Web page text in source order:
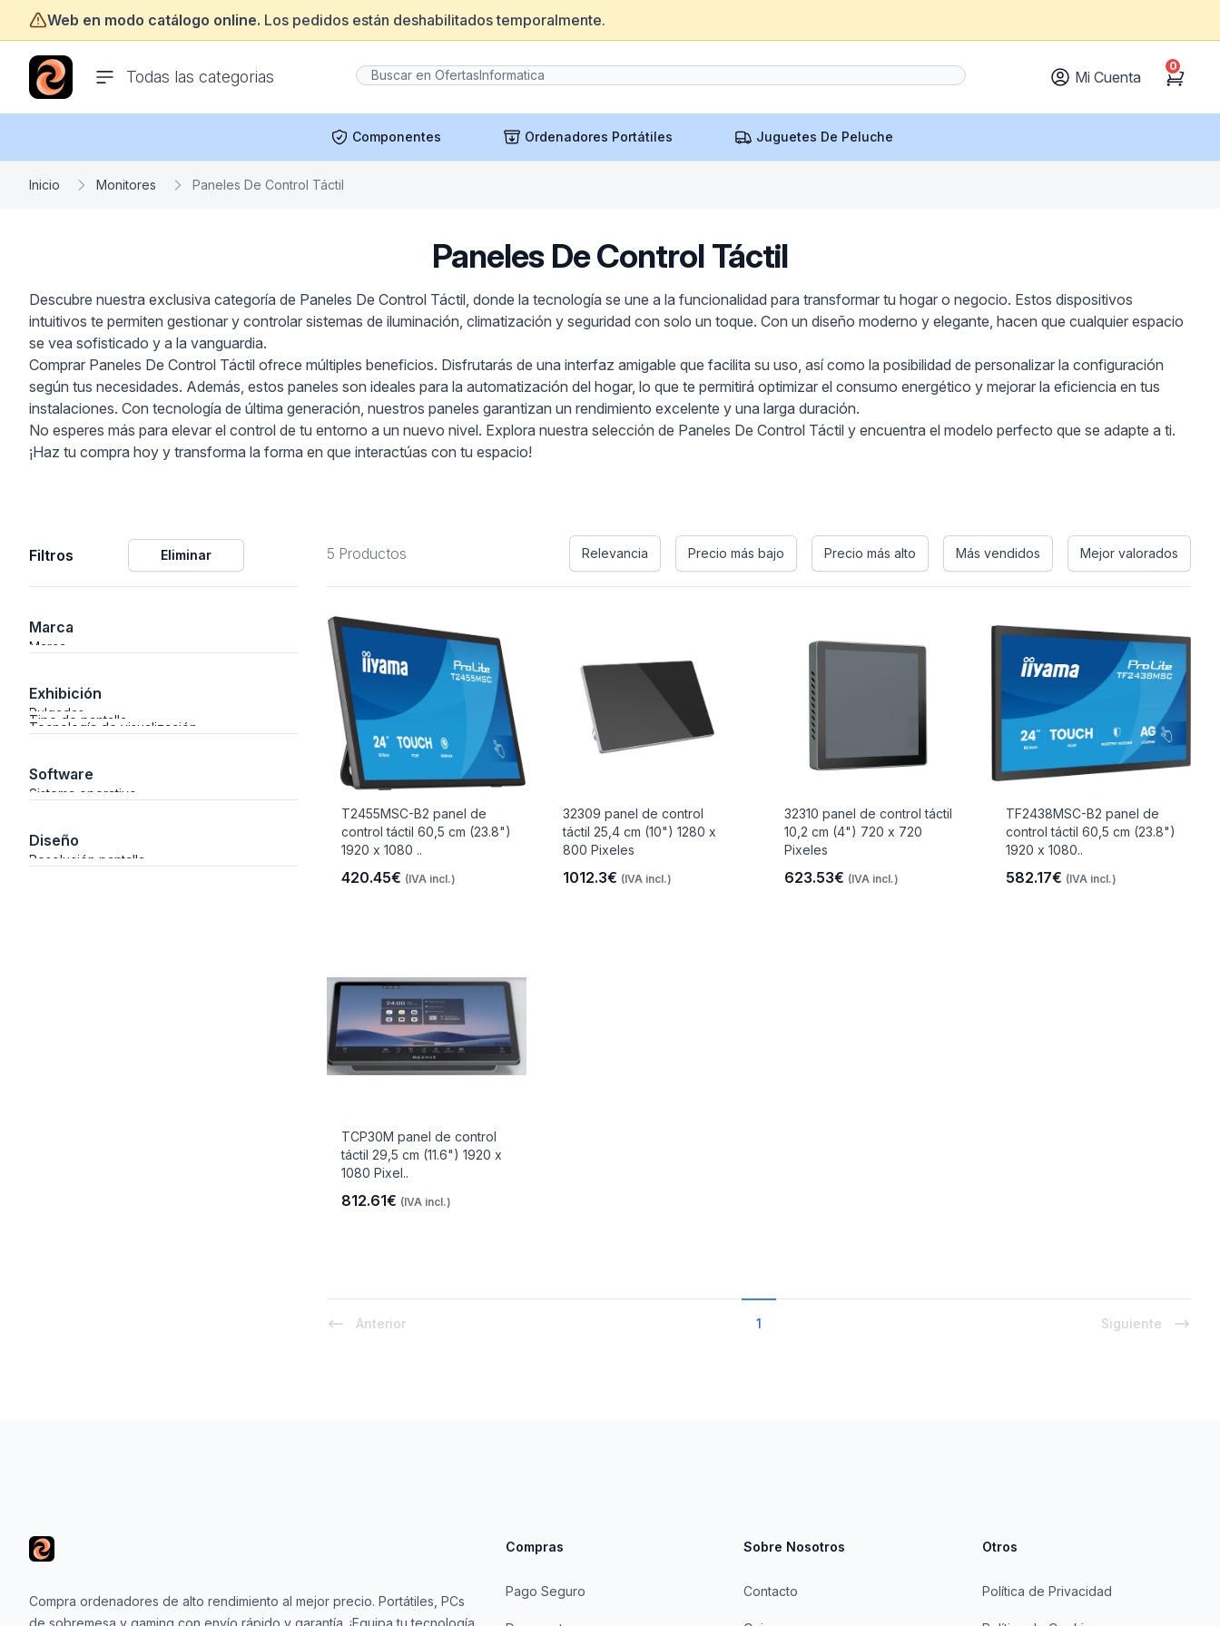
Web en modo catálogo online. Los pedidos están deshabilitados temporalmente.
Todas las categorias
ofertasinformatica.com
Mi Cuenta Cart
0
Componentes Ordenadores Portátiles Juguetes De Peluche
Inicio Monitores Paneles De Control Táctil
Paneles De Control Táctil
Descubre nuestra exclusiva categoría de Paneles De Control Táctil, donde la tecnología se une a la funcionalidad para transformar tu hogar o negocio. Estos dispositivos
intuitivos te permiten gestionar y controlar sistemas de iluminación, climatización y seguridad con solo un toque. Con un diseño moderno y elegante, hacen que cualquier espacio
se vea sofisticado y a la vanguardia.
Comprar Paneles De Control Táctil ofrece múltiples beneficios. Disfrutarás de una interfaz amigable que facilita su uso, así como la posibilidad de personalizar la configuración
según tus necesidades. Además, estos paneles son ideales para la automatización del hogar, lo que te permitirá optimizar el consumo energético y mejorar la eficiencia en tus
instalaciones. Con tecnología de última generación, nuestros paneles garantizan un rendimiento excelente y una larga duración.
No esperes más para elevar el control de tu entorno a un nuevo nivel. Explora nuestra selección de Paneles De Control Táctil y encuentra el modelo perfecto que se adapte a ti.
¡Haz tu compra hoy y transforma la forma en que interactúas con tu espacio!
Filtros Eliminar
Marca
Marca
Exhibición
Pulgadas
Tipo de pantalla
Tecnología de visualización
Software
Sistema operativo
Diseño
Resolución pantalla
5 Productos Relevancia Precio más bajo Precio más alto Más vendidos Mejor valorados
T2455MSC-B2 panel de
control táctil 60,5 cm (23.8")
1920 x 1080 ..
420.45€ (IVA incl.)
32309 panel de control
táctil 25,4 cm (10") 1280 x
800 Pixeles
1012.3€ (IVA incl.)
32310 panel de control táctil
10,2 cm (4") 720 x 720
Pixeles
623.53€ (IVA incl.)
TF2438MSC-B2 panel de
control táctil 60,5 cm (23.8")
1920 x 1080..
582.17€ (IVA incl.)
TCP30M panel de control
táctil 29,5 cm (11.6") 1920 x
1080 Pixel..
812.61€ (IVA incl.)
Anterior 1 Siguiente
Compra ordenadores de alto rendimiento al mejor precio. Portátiles, PCs
de sobremesa y gaming con envío rápido y garantía. ¡Equipa tu tecnología
Compras
Pago Seguro
Sobre Nosotros
Contacto
Otros
Política de Privacidad